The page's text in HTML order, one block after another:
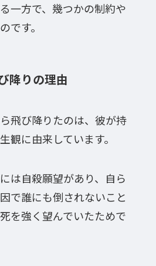
一方で、幾つかの制約や
です。
降りの理由
飛び降りたのは、彼が持
観に由来しています。
は自殺願望があり、自ら
で誰にも倒されないこと
を強く望んでいたためで